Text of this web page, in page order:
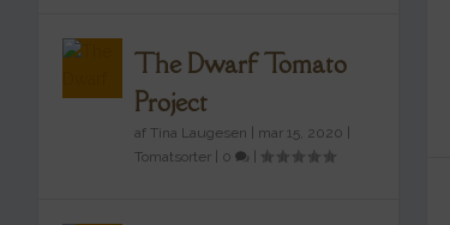
The Dwarf Tomato
Project
af Tina Laugesen mar 15, 2020
Tomatsorter
0